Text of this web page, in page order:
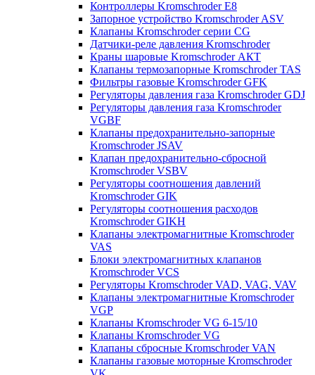
Контроллеры Kromschroder E8
Запорное устройство Kromschroder ASV
Клапаны Kromschroder серии CG
Датчики-реле давления Kromschroder
Краны шаровые Kromschroder АКТ
Клапаны термозапорные Kromschroder TAS
Фильтры газовые Kromschroder GFK
Регуляторы давления газа Kromschroder GDJ
Регуляторы давления газа Kromschroder
VGBF
Клапаны предохранительно-запорные
Kromschroder JSAV
Клапан предохранительно-сбросной
Kromschroder VSBV
Регуляторы соотношения давлений
Kromschroder GIK
Регуляторы соотношения расходов
Kromschroder GIKH
Клапаны электромагнитные Kromschroder
VAS
Блоки электромагнитных клапанов
Kromschroder VCS
Регуляторы Kromschroder VAD, VAG, VAV
Клапаны электромагнитные Kromschroder
VGP
Клапаны Kromschroder VG 6-15/10
Клапаны Kromschroder VG
Клапаны сбросные Kromschroder VAN
Клапаны газовые моторные Kromschroder